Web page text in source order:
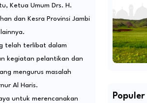
Ketua Umum Drs. H.
dan Kesra Provinsi Jambi
telah terlibat dalam
kegiatan pelantikan dan
mengurus masalah
Al Haris.
untuk merencanakan